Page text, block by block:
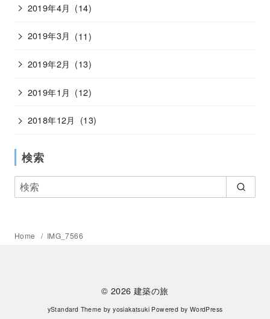
2019年4月 (14)
2019年3月 (11)
2019年2月 (13)
2019年1月 (12)
2018年12月 (13)
検索
Home IMG_7566
© 2026建築の旅
yStandard Theme byyosiakatsuki Powered by WordPress